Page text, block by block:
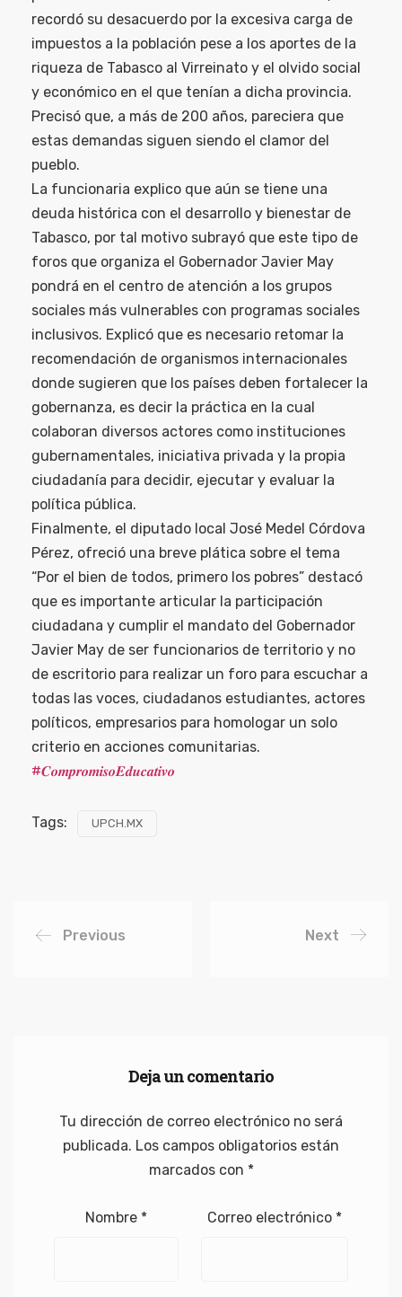
recordó su desacuerdo por la excesiva carga de
impuestos a la población pese a los aportes de la
riqueza de Tabasco al Virreinato y el olvido social
y económico en el que tenían a dicha provincia.
Precisó que, a más de 200 años, pareciera que
estas demandas siguen siendo el clamor del
pueblo.
La funcionaria explico que aún se tiene una
deuda histórica con el desarrollo y bienestar de
Tabasco, por tal motivo subrayó que este tipo de
foros que organiza el Gobernador Javier May
pondrá en el centro de atención a los grupos
sociales más vulnerables con programas sociales
inclusivos. Explicó que es necesario retomar la
recomendación de organismos internacionales
donde sugieren que los países deben fortalecer la
gobernanza, es decir la práctica en la cual
colaboran diversos actores como instituciones
gubernamentales, iniciativa privada y la propia
ciudadanía para decidir, ejecutar y evaluar la
política pública.
Finalmente, el diputado local José Medel Córdova
Pérez, ofreció una breve plática sobre el tema
“Por el bien de todos, primero los pobres” destacó
que es importante articular la participación
ciudadana y cumplir el mandato del Gobernador
Javier May de ser funcionarios de territorio y no
de escritorio para realizar un foro para escuchar a
todas las voces, ciudadanos estudiantes, actores
políticos, empresarios para homologar un solo
criterio en acciones comunitarias.
#𝑪𝒐𝒎𝒑𝒓𝒐𝒎𝒊𝒔𝒐𝑬𝒅𝒖𝒄𝒂𝒕𝒊𝒗𝒐
Tags: UPCH.MX
Previous Next
Deja un comentario
Tu dirección de correo electrónico no será
publicada. Los campos obligatorios están
marcados con *
Nombre * Correo electrónico *